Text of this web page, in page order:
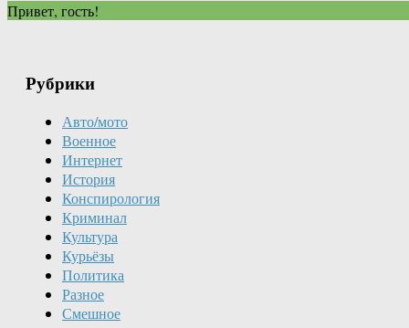
Привет, гость!
Рубрики
Авто/мото
Военное
Интернет
История
Конспирология
Криминал
Культура
Курьёзы
Политика
Разное
Смешное